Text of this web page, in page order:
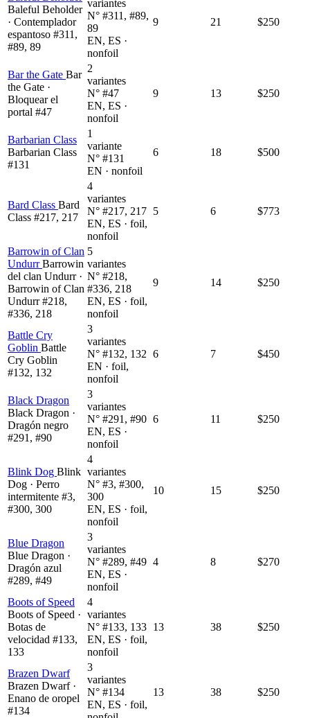
Baleful Beholder
· Contemplador
espantoso #311,
#89, 89
variantes
N° #311, #89,
89
EN, ES ·
nonfoil
9 21 $250
Bar the Gate Bar
the Gate ·
Bloquear el
portal #47
2
variantes
N° #47
EN, ES ·
nonfoil
9 13 $250
Barbarian Class
Barbarian Class
#131
1
variante
N° #131
EN · nonfoil
6 18 $500
Bard Class Bard
Class #217, 217
4
variantes
N° #217, 217
EN, ES · foil,
nonfoil
5 6 $773
Barrowin of Clan
UndurrBarrowin
del clan Undurr ·
Barrowin of Clan
Undurr #218,
#336, 218
5
variantes
N° #218,
#336, 218
EN, ES · foil,
nonfoil
9 14 $250
Battle Cry
Goblin Battle
Cry Goblin
#132, 132
3
variantes
N° #132, 132
EN · foil,
nonfoil
6 7 $450
Black Dragon
Black Dragon ·
Dragón negro
#291, #90
3
variantes
N° #291, #90
EN, ES ·
nonfoil
6 11 $250
Blink Dog Blink
Dog · Perro
intermitente #3,
#300, 300
4
variantes
N° #3, #300,
300
EN, ES · foil,
nonfoil
10 15 $250
Blue Dragon
Blue Dragon ·
Dragón azul
#289, #49
3
variantes
N° #289, #49
EN, ES ·
nonfoil
4 8 $270
Boots of Speed
Boots of Speed ·
Botas de
velocidad #133,
133
4
variantes
N° #133, 133
EN, ES · foil,
nonfoil
13 38 $250
Brazen Dwarf
Brazen Dwarf ·
Enano de oropel
#134
3
variantes
N° #134
EN, ES · foil,
13 38 $250